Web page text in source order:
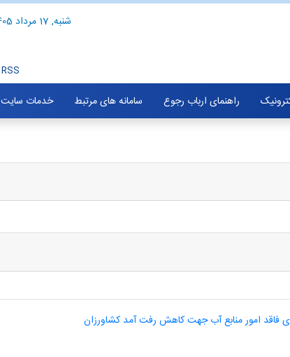
شنبه, 17 مرداد 1405
RSS
راهنمای ارباب رجوع سامانه های مرتبط خدمات سایت
فاقد امور منابع آب جهت کاهش رفت آمد کشاورزان